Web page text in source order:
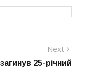
Next
загинув 25-річний